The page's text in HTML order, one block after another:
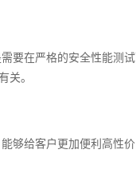
要在严格的安全性能测
关。
够给客户更加便利高性